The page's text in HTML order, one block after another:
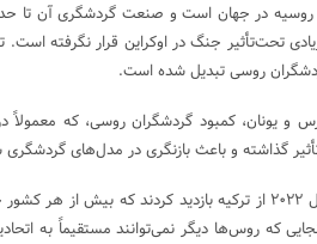
روسیه در جهان است و صنعت گردشگری آن تا
تحت‌تأثیر جنگ در اوکراین قرار نگرفته است.
روسی تبدیل شده است.
و یونان، کمبود گردشگران روسی، که معمولاً
گذاشته و باعث بازنگری در مدل‌های
حدود ۴.۶ میلیون روس در سال ۲۰۲۲ از ترکیه بازدید کردند
که روس‌ها دیگر نمی‌توانند مستقیماً به اتحادیه